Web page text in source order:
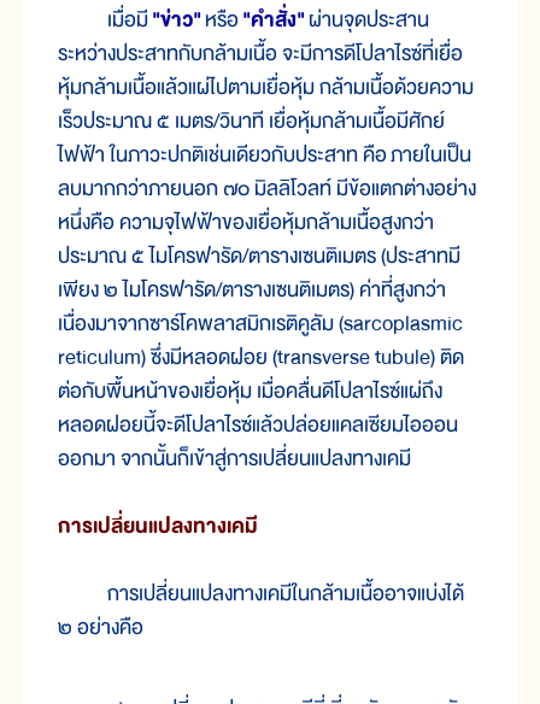
เมื่อมี"ข่าว"หรือ"คำสั่ง"ผ่านจุดประสาน
ระหว่างประสาทกับกล้ามเนื้อ จะมีการดีโปลาไรซ์ที่เยื่อ
หุ้มกล้ามเนื้อแล้วแผ่ไปตามเยื่อหุ้ม กล้ามเนื้อด้วยความ
เร็วประมาณ ๕ เมตร/วินาที เยื่อหุ้มกล้ามเนื้อมีศักย์
ไฟฟ้า ในภาวะปกติเช่นเดียวกับประสาท คือภายในเป็น
ลบมากกว่าภายนอก ๗๐ มิลลิโวลท์ มีข้อแตกต่างอย่าง
หนึ่งคือ ความจุไฟฟ้าของเยื่อหุ้มกล้ามเนื้อสูงกว่า
ประมาณ ๕ ไมโครฟารัด/ตารางเซนติเมตร (ประสาทมี
เพียง ๒ ไมโครฟารัด/ตารางเซนติเมตร) ค่าที่สูงกว่า
เนื่องมาจากซาร์โคพลาสมิกเรติคูลัม (sarcoplasmic
reticulum) ซึ่งมีหลอดฝอย (transverse tubule) ติด
ต่อกับพื้นหน้าของเยื่อหุ้ม เมื่อคลื่นดีโปลาไรซ์แผ่ถึง
หลอดฝอยนี้จะดีโปลาไรซ์แล้วปล่อยแคลเซียมไอออน
ออกมา จากนั้นก็เข้าสู่การเปลี่ยนแปลงทางเคมี
การเปลี่ยนแปลงทางเคมี
การเปลี่ยนแปลงทางเคมีในกล้ามเนื้ออาจแบ่งได้
๒ อย่างคือ